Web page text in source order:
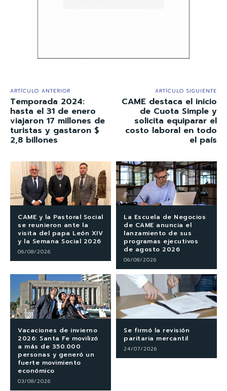
ARTÍCULO ANTERIOR
Temporada 2024:
hasta el 31 de enero
viajaron 17 millones de
turistas y gastaron $
2,8 billones
ARTÍCULO SIGUIENTE
CAME destaca el inicio
de Cuota Simple y
solicita equiparar el
costo laboral en todo
el país
CAME y la Pastoral Social
se reunieron ante la
visita del papa León XIV
y la Semana Social 2026
06/08/2026
La Escuela de Negocios
de CAME anuncia el
lanzamiento de sus
programas ejecutivos
de agosto 2026
06/08/2026
Vacaciones de invierno
2026: Santa Fe movilizó
a más de 350.000
personas y generó un
fuerte movimiento
económico
03/08/2026
Se firmó la revisión
paritaria mercantil
24/07/2026